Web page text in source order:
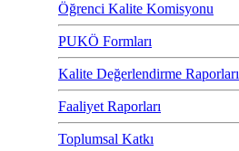
Öğrenci Kalite Komisyonu
PUKÖ Formları
Kalite Değerlendirme Raporları
Faaliyet Raporları
Toplumsal Katkı